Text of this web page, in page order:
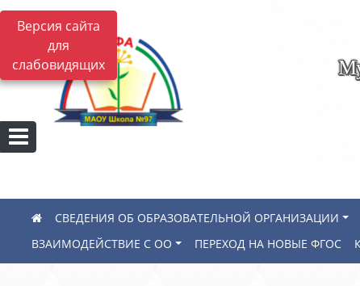
Версия сайта
для
слабовидящих
СВЕДЕНИЯ ОБ ОБРАЗОВАТЕЛЬНОЙ ОРГАНИЗАЦИИ
ВЗАИМОДЕЙСТВИЕ С ОО
ПЕРЕХОД НА НОВЫЕ ФГОС